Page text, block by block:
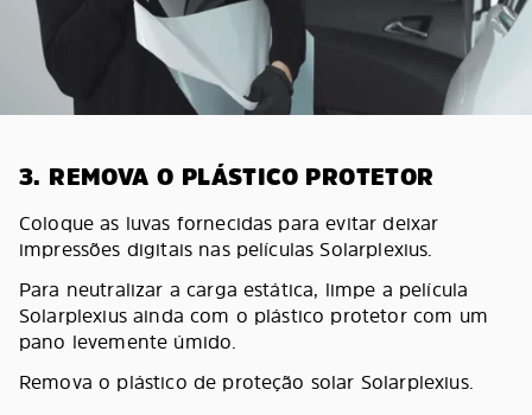
3. REMOVA O PLÁSTICO PROTETOR
Coloque as luvas fornecidas para evitar deixar
impressões digitais nas películas Solarplexius.
Para neutralizar a carga estática, limpe a película
Solarplexius ainda com o plástico protetor com um
pano levemente úmido.
Remova o plástico de proteção solar Solarplexius.